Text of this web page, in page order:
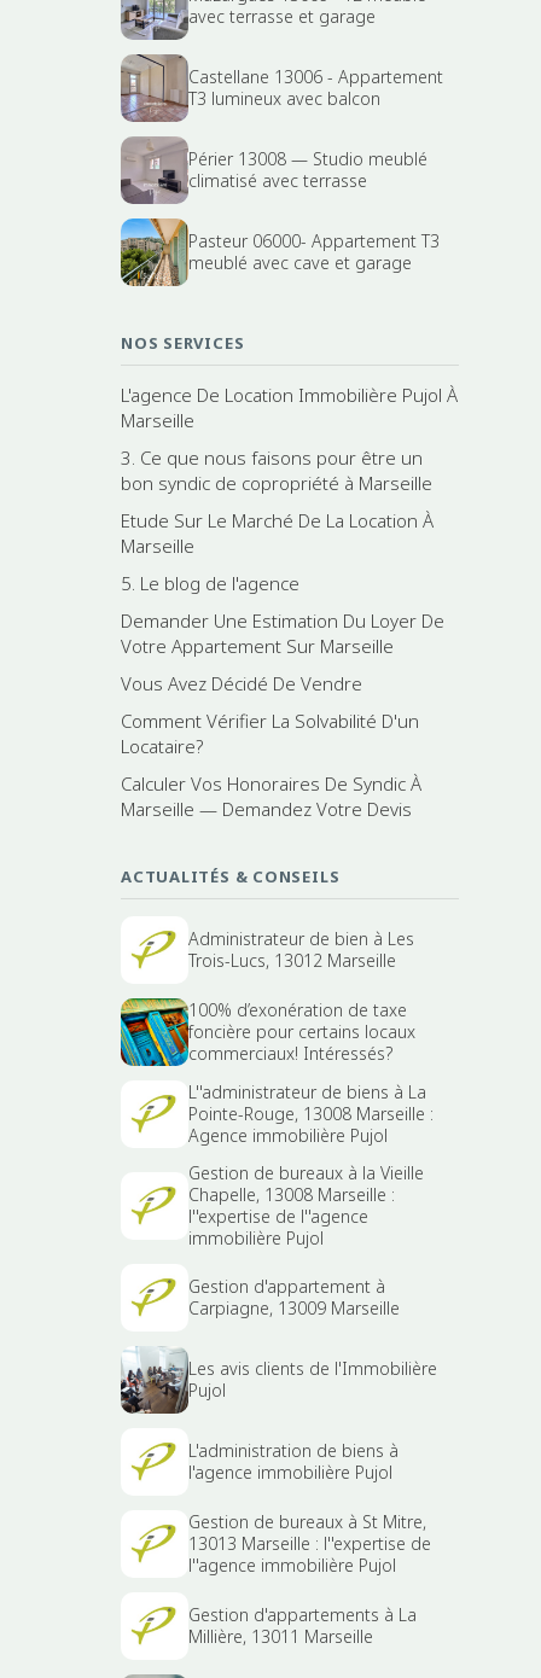
avec terrasse et garage
Castellane 13006 - Appartement
T3 lumineux avec balcon
Périer 13008 — Studio meublé
climatisé avec terrasse
Pasteur 06000- Appartement T3
meublé avec cave et garage
NOS SERVICES
L'agence De Location Immobilière Pujol À
Marseille
3. Ce que nous faisons pour être un
bon syndic de copropriété à Marseille
Etude Sur Le Marché De La Location À
Marseille
5. Le blog de l'agence
Demander Une Estimation Du Loyer De
Votre Appartement Sur Marseille
Vous Avez Décidé De Vendre
Comment Vérifier La Solvabilité D'un
Locataire?
Calculer Vos Honoraires De Syndic À
Marseille — Demandez Votre Devis
ACTUALITÉS & CONSEILS
Administrateur de bien à Les
Trois-Lucs, 13012 Marseille
100% d’exonération de taxe
foncière pour certains locaux
commerciaux! Intéressés?
L''administrateur de biens à La
Pointe-Rouge, 13008 Marseille :
Agence immobilière Pujol
Gestion de bureaux à la Vieille
Chapelle, 13008 Marseille :
l''expertise de l''agence
immobilière Pujol
Gestion d'appartement à
Carpiagne, 13009 Marseille
Les avis clients de l'Immobilière
Pujol
L'administration de biens à
l'agence immobilière Pujol
Gestion de bureaux à St Mitre,
13013 Marseille : l''expertise de
l''agence immobilière Pujol
Gestion d'appartements à La
Millière, 13011 Marseille